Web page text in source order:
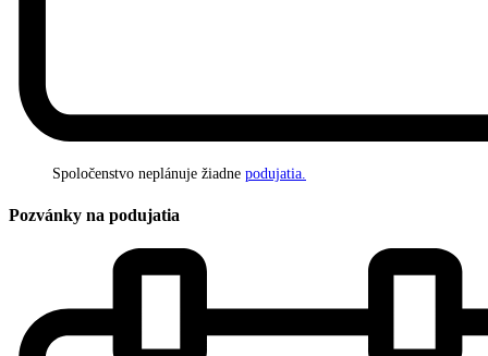
Spoločenstvo neplánuje žiadne podujatia.
Pozvánky na podujatia